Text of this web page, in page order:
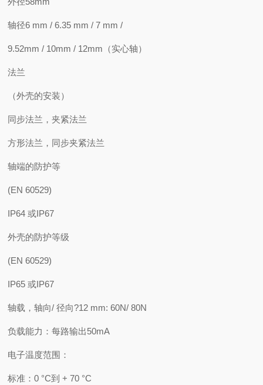
轴径6 mm / 6.35 mm / 7 mm /
9.52mm / 10mm / 12mm（实心轴）
法兰
（外壳的安装）
同步法兰，夹紧法兰
方形法兰，同步夹紧法兰
轴端的防护等
(EN 60529)
IP64 或IP67
外壳的防护等级
(EN 60529)
IP65 或IP67
轴载，轴向/ 径向?12 mm: 60N/ 80N
负载能力：每路输出50mA
电子温度范围：
标准：0 °C到 + 70 °C